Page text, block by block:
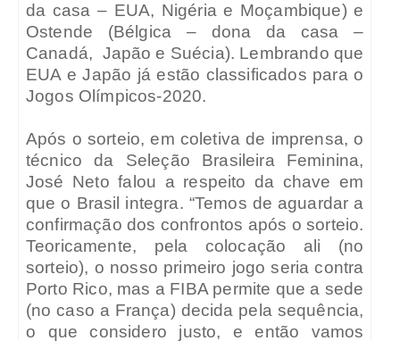
da casa – EUA, Nigéria e Moçambique) e
Ostende (Bélgica – dona da casa –
Canadá, Japão e Suécia). Lembrando que
EUA e Japão já estão classificados para o
Jogos Olímpicos-2020.
Após o sorteio, em coletiva de imprensa, o
técnico da Seleção Brasileira Feminina,
José Neto falou a respeito da chave em
que o Brasil integra. “Temos de aguardar a
confirmação dos confrontos após o sorteio.
Teoricamente, pela colocação ali (no
sorteio), o nosso primeiro jogo seria contra
Porto Rico, mas a FIBA permite que a sede
(no caso a França) decida pela sequência,
o que considero justo, e então vamos